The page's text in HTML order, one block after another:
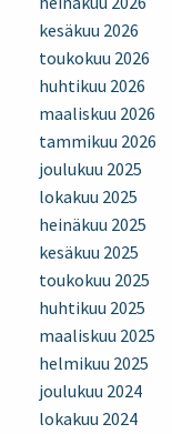
kesäkuu 2026
toukokuu 2026
huhtikuu 2026
maaliskuu 2026
tammikuu 2026
joulukuu 2025
lokakuu 2025
heinäkuu 2025
kesäkuu 2025
toukokuu 2025
huhtikuu 2025
maaliskuu 2025
helmikuu 2025
joulukuu 2024
lokakuu 2024